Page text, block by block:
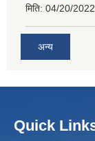
मिति: 04/20/
अन्य
Quick